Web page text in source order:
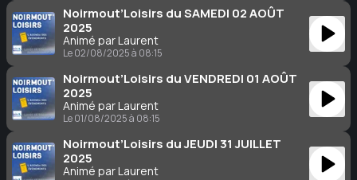
Noirmout’Loisirs du SAMEDI 02 AOÛT
2025
Animé par Laurent
Le 02/08/2025 à 08:15
Noirmout’Loisirs du VENDREDI 01 AOÛT
2025
Animé par Laurent
Le 01/08/2025 à 08:15
Noirmout’Loisirs du JEUDI 31 JUILLET
2025
Animé par Laurent